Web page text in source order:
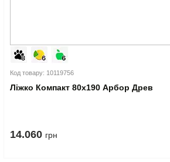
Код товару: 10119756
Ліжко Компакт 80x190 Арбор Древ
14.060 грн